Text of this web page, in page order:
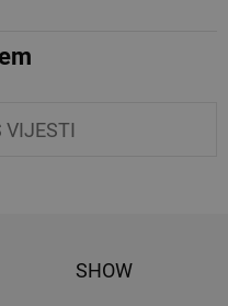
VIJESTI
SHOW